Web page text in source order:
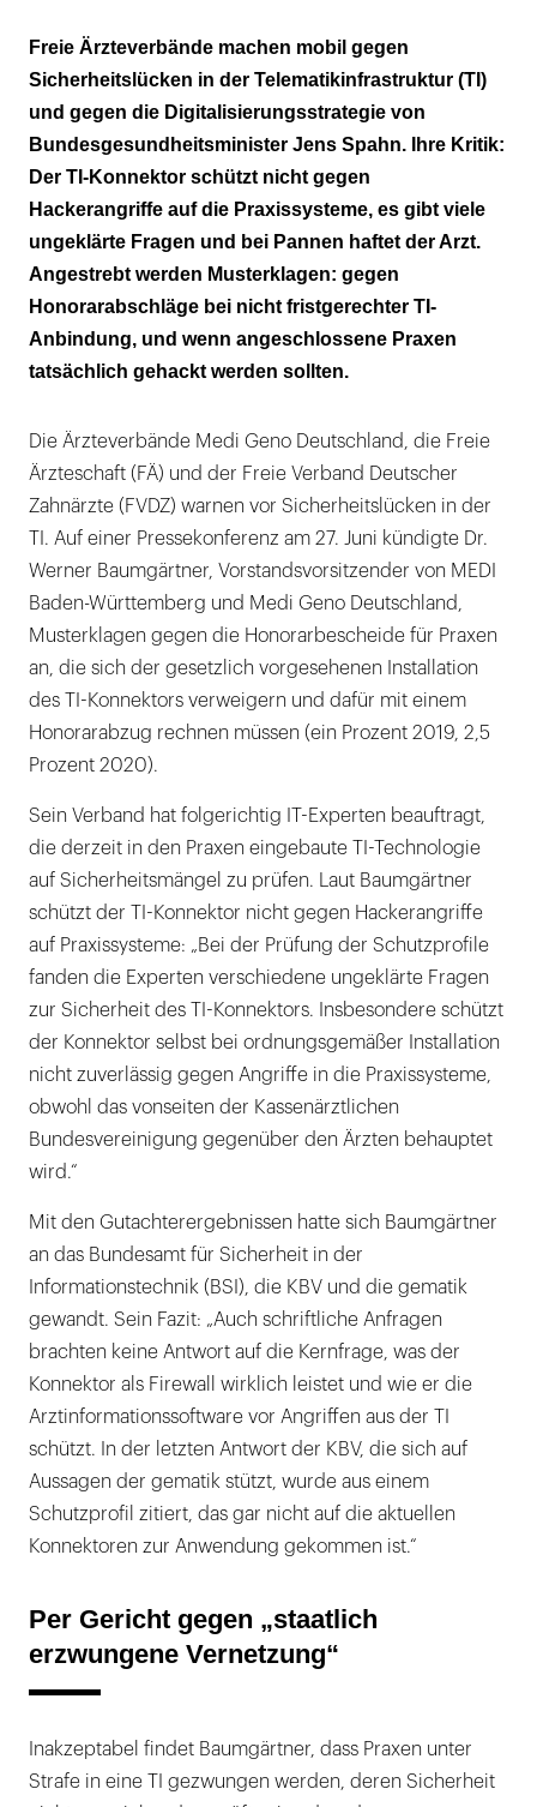
Per Gericht gegen „staatlich erzwungene
Vernetzung“
Überschreitet das SGB hier eine Grenze?
„Das Sicherheitsniveau der Praxis-IT wird
steigen“
„Der Arzt ist nur für die Systeme innerhalb
der Praxis verantwortlich“
Freie Ärzteverbände machen mobil gegen
Sicherheitslücken in der Telematikinfrastruktur (TI)
und gegen die Digitalisierungsstrategie von
Bundesgesundheitsminister Jens Spahn. Ihre Kritik:
Der TI-Konnektor schützt nicht gegen
Hackerangriffe auf die Praxissysteme, es gibt viele
ungeklärte Fragen und bei Pannen haftet der Arzt.
Angestrebt werden Musterklagen: gegen
Honorarabschläge bei nicht fristgerechter TI-
Anbindung, und wenn angeschlossene Praxen
tatsächlich gehackt werden sollten.
Die Ärzteverbände Medi Geno Deutschland, die Freie
Ärzteschaft (FÄ) und der Freie Verband Deutscher
Zahnärzte (FVDZ) warnen vor Sicherheitslücken in der
TI. Auf einer Pressekonferenz am 27. Juni kündigte Dr.
Werner Baumgärtner, Vorstandsvorsitzender von MEDI
Baden-Württemberg und Medi Geno Deutschland,
Musterklagen gegen die Honorarbescheide für Praxen
an, die sich der gesetzlich vorgesehenen Installation
des TI-Konnektors verweigern und dafür mit einem
Honorarabzug rechnen müssen (ein Prozent 2019, 2,5
Prozent 2020).
Sein Verband hat folgerichtig IT-Experten beauftragt,
die derzeit in den Praxen eingebaute TI-Technologie
auf Sicherheitsmängel zu prüfen. Laut Baumgärtner
schützt der TI-Konnektor nicht gegen Hackerangriffe
auf Praxissysteme: „Bei der Prüfung der Schutzprofile
fanden die Experten verschiedene ungeklärte Fragen
zur Sicherheit des TI-Konnektors. Insbesondere schützt
der Konnektor selbst bei ordnungsgemäßer Installation
nicht zuverlässig gegen Angriffe in die Praxissysteme,
obwohl das vonseiten der Kassenärztlichen
Bundesvereinigung gegenüber den Ärzten behauptet
wird.“
Mit den Gutachterergebnissen hatte sich Baumgärtner
an das Bundesamt für Sicherheit in der
Informationstechnik (BSI), die KBV und die gematik
gewandt. Sein Fazit: „Auch schriftliche Anfragen
brachten keine Antwort auf die Kernfrage, was der
Konnektor als Firewall wirklich leistet und wie er die
Arztinformationssoftware vor Angriffen aus der TI
schützt. In der letzten Antwort der KBV, die sich auf
Aussagen der gematik stützt, wurde aus einem
Schutzprofil zitiert, das gar nicht auf die aktuellen
Konnektoren zur Anwendung gekommen ist.“
Per Gericht gegen „staatlich
erzwungene Vernetzung“
Inakzeptabel findet Baumgärtner, dass Praxen unter
Strafe in eine TI gezwungen werden, deren Sicherheit